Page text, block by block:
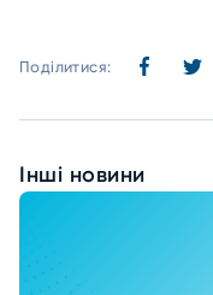
Поділитися:
Інші новини